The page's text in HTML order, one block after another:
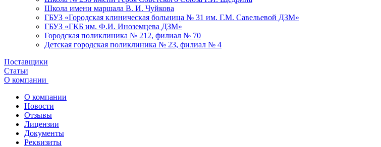
Школа имени маршала В. И. Чуйкова
ГБУЗ «Городская клиническая больница № 31 им. Г.М. Савельевой ДЗМ»
ГБУЗ «ГКБ им. Ф.И. Иноземцева ДЗМ»
Городская поликлиника № 212, филиал № 70
Детская городская поликлиника № 23, филиал № 4
Поставщики
Статьи
О компании
О компании
Новости
Отзывы
Лицензии
Документы
Реквизиты